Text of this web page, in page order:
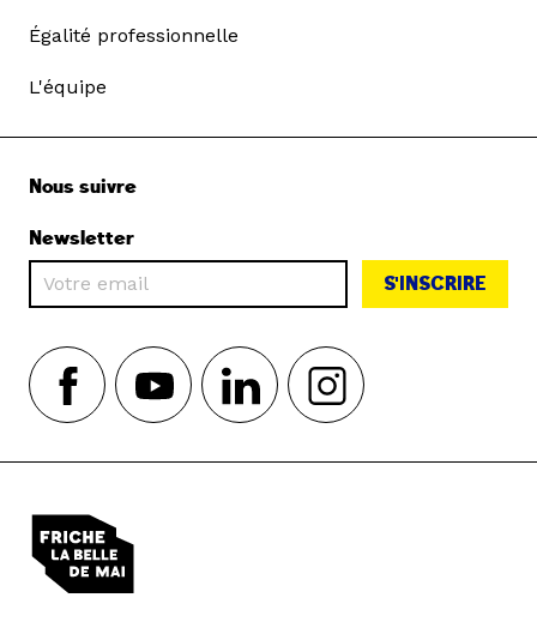
Égalité professionnelle
L'équipe
Nous suivre
Newsletter
S'INSCRIRE